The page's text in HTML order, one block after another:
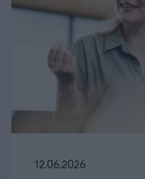
12.06.2026